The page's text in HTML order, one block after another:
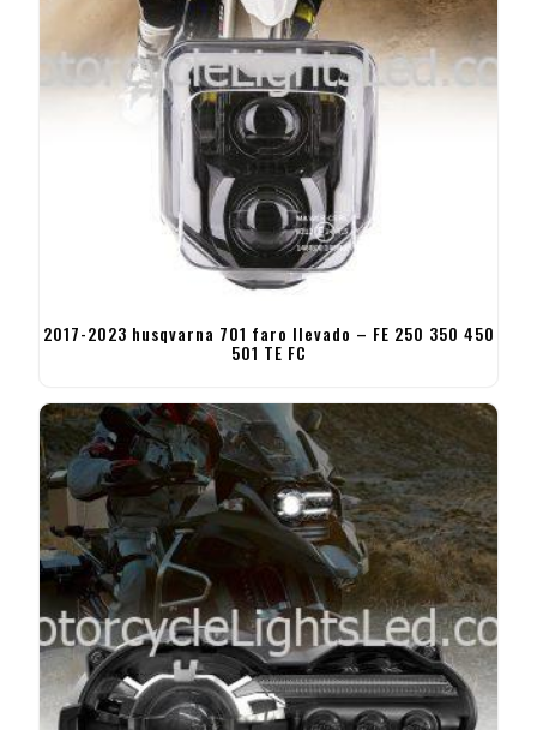
2017-2023 husqvarna 701 faro llevado – FE 250 350 450
501 TE FC